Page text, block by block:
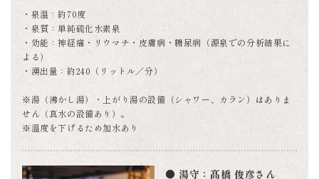
・泉温：約70度
・泉質：単純硫化水素泉
・効能：神経痛・リウマチ・皮膚病・糖尿病（源泉での分析結果に
よる）
・湧出量：約240（リットル／分）
※湯（沸かし湯）・上がり湯の設備（シャワー、カラン）はありま
せん（真水の設備あり）。
※温度を下げるため加水あり
● 湯守：髙橋 俊彦さん